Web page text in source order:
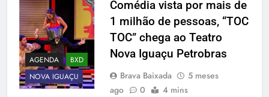
AGENDA
BXD
NOVA IGUAÇU
Comédia vista por mais de
1 milhão de pessoas, “TOC
TOC” chega ao Teatro
Nova Iguaçu Petrobras
Brava Baixada
5 meses
ago
0 4 mins